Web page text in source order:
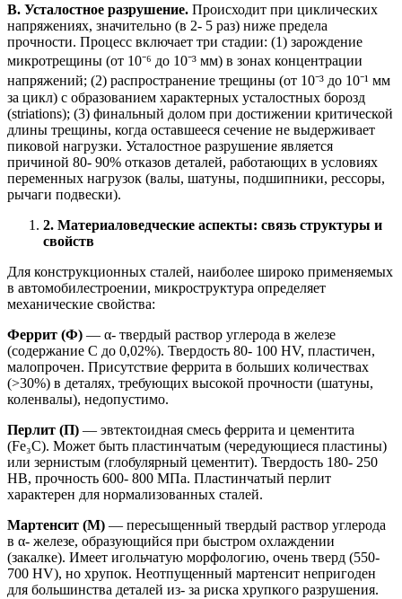
В. Усталостное разрушение. Происходит при циклических
напряжениях, значительно (в 2- 5 раз) ниже предела
прочности. Процесс включает три стадии: (1) зарождение
микротрещины (от 10⁻⁶ до 10⁻³ мм) в зонах концентрации
напряжений; (2) распространение трещины (от 10⁻³ до 10⁻¹ мм
за цикл) с образованием характерных усталостных борозд
(striations); (3) финальный долом при достижении критической
длины трещины, когда оставшееся сечение не выдерживает
пиковой нагрузки. Усталостное разрушение является
причиной 80- 90% отказов деталей, работающих в условиях
переменных нагрузок (валы, шатуны, подшипники, рессоры,
рычаги подвески).
2. Материаловедческие аспекты: связь структуры и
свойств
Для конструкционных сталей, наиболее широко применяемых
в автомобилестроении, микроструктура определяет
механические свойства:
Феррит (Ф) — α- твердый раствор углерода в железе
(содержание C до 0,02%). Твердость 80- 100 HV, пластичен,
малопрочен. Присутствие феррита в больших количествах
(>30%) в деталях, требующих высокой прочности (шатуны,
коленвалы), недопустимо.
Перлит (П) — эвтектоидная смесь феррита и цементита
(Fe₃C). Может быть пластинчатым (чередующиеся пластины)
или зернистым (глобулярный цементит). Твердость 180- 250
HB, прочность 600- 800 МПа. Пластинчатый перлит
характерен для нормализованных сталей.
Мартенсит (М) — пересыщенный твердый раствор углерода
в α- железе, образующийся при быстром охлаждении
(закалке). Имеет игольчатую морфологию, очень тверд (550-
700 HV), но хрупок. Неотпущенный мартенсит непригоден
для большинства деталей из- за риска хрупкого разрушения.